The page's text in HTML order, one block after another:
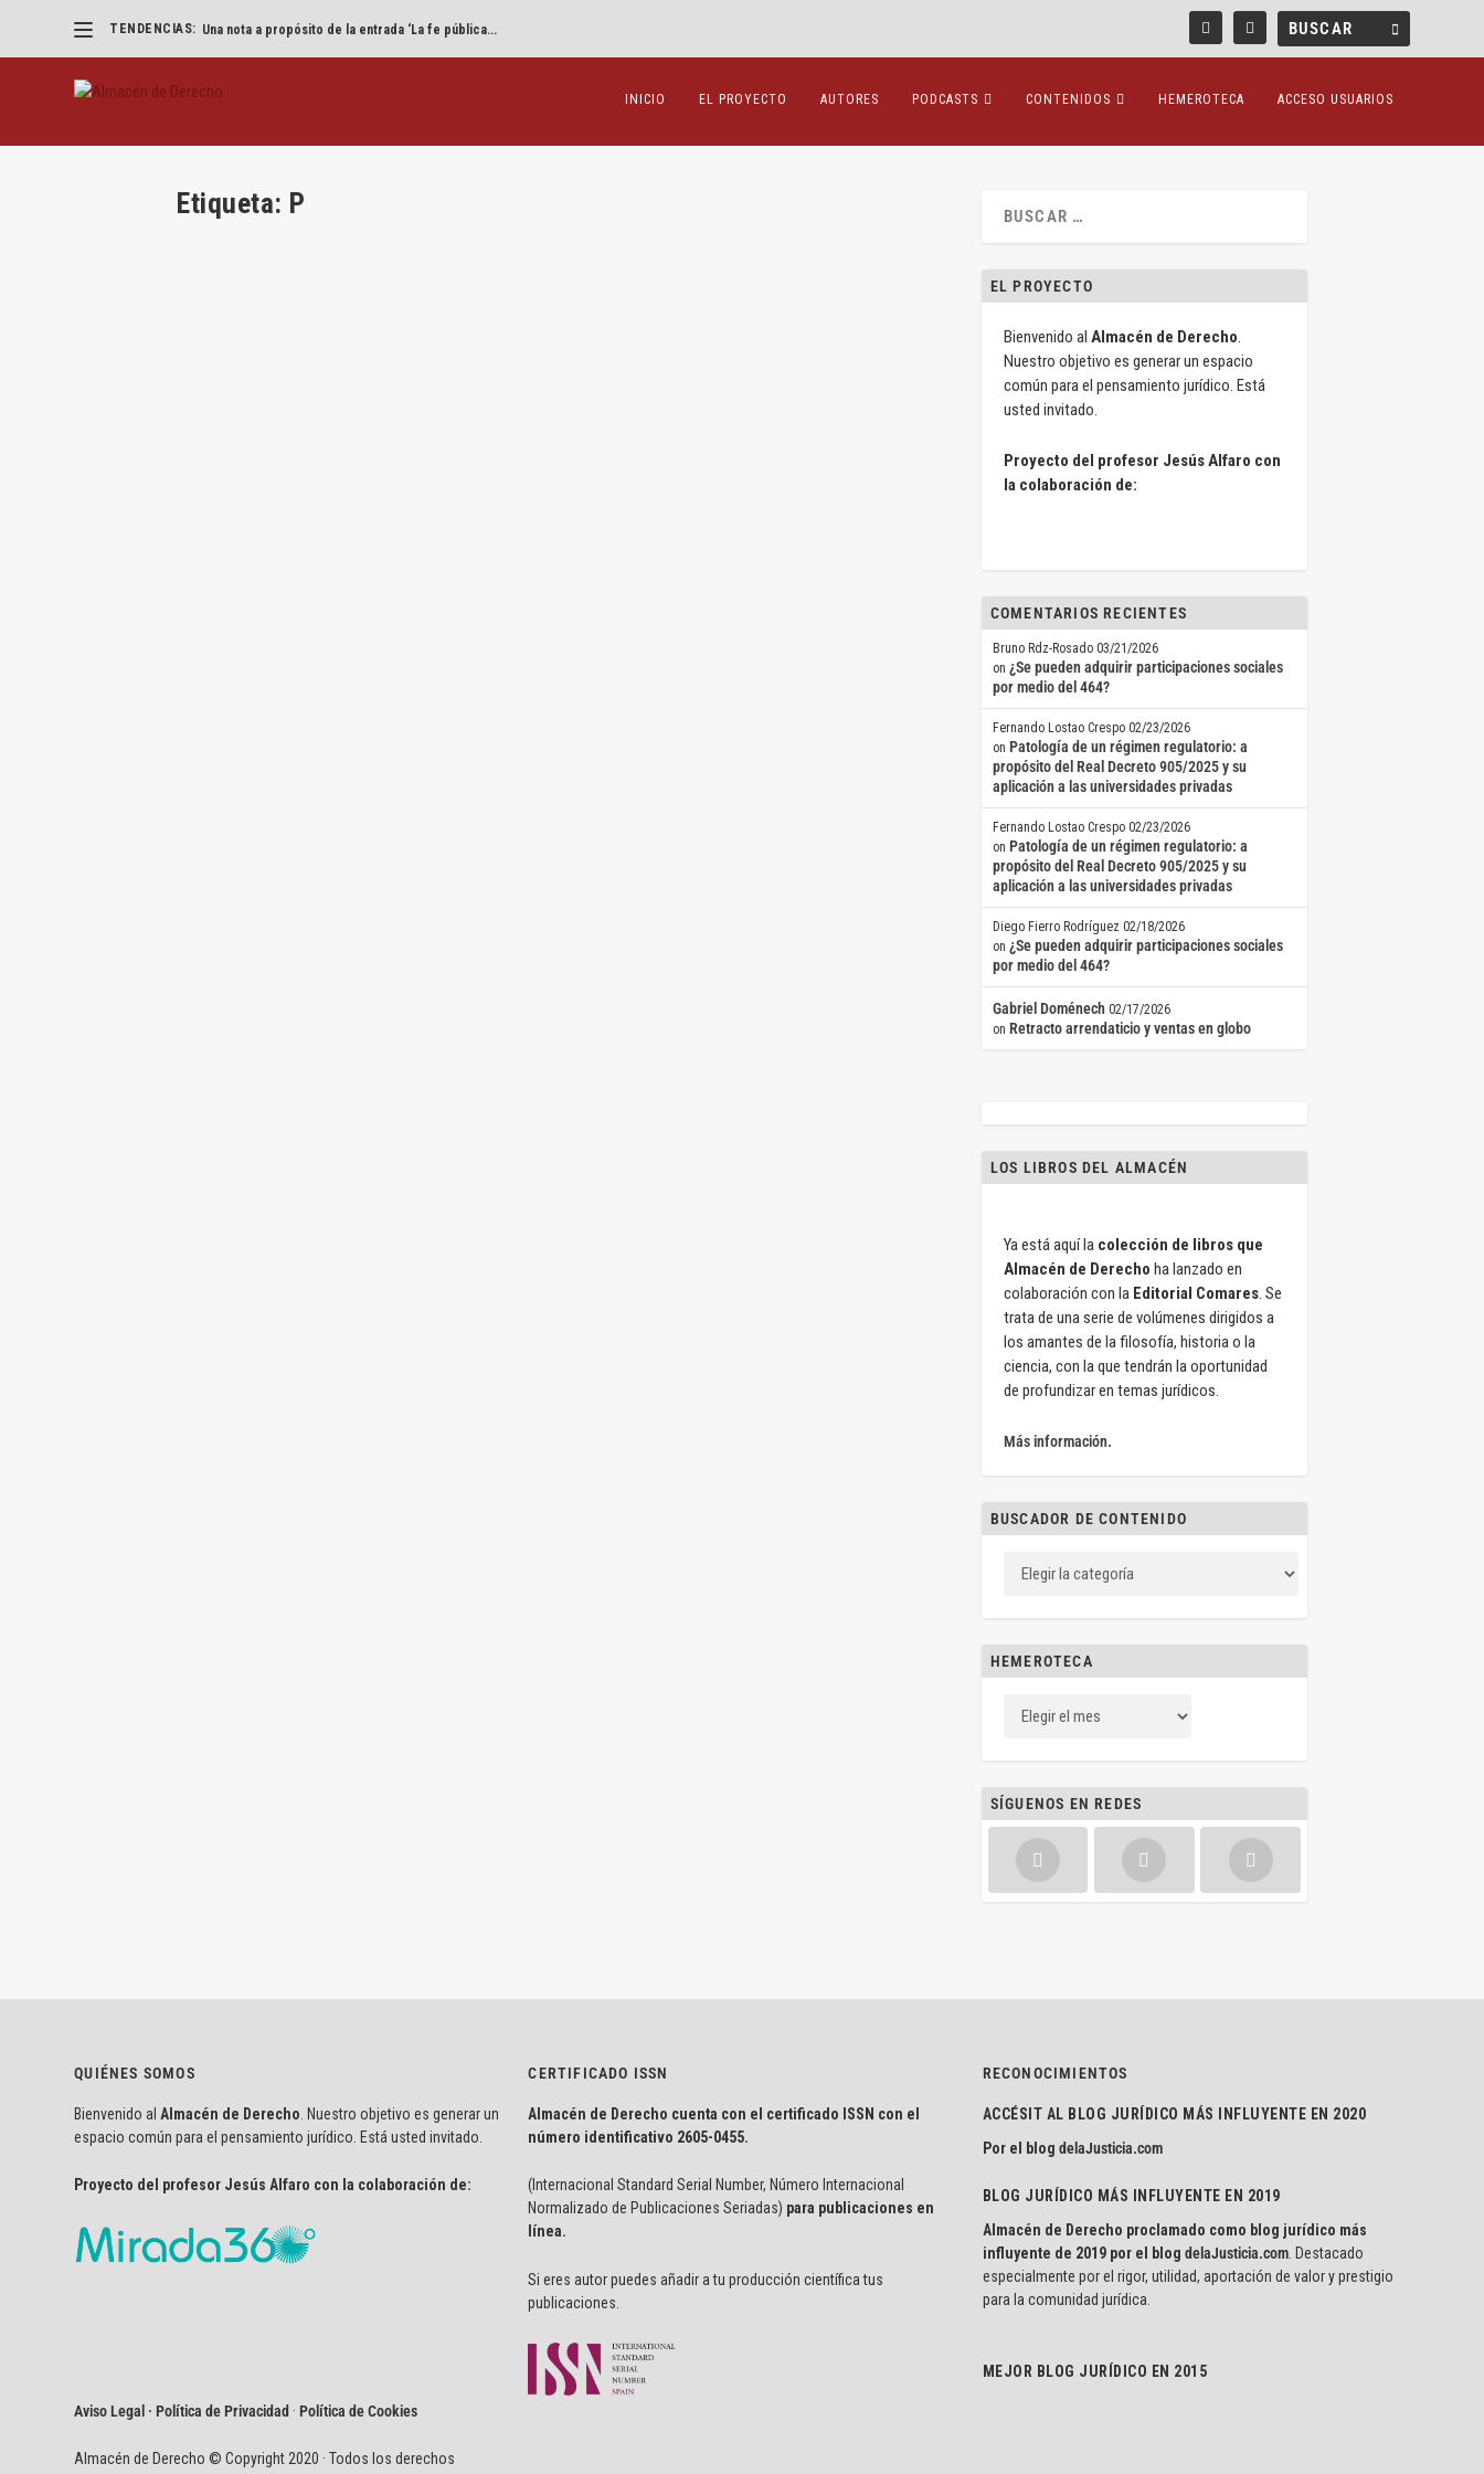
TENDENCIAS: Una nota a propósito de la entrada ‘La fe pública...
INICIO EL PROYECTO AUTORES PODCASTS CONTENIDOS HEMEROTECA ACCESO USUARIOS
Etiqueta: P
EL PROYECTO
Bienvenido al Almacén de Derecho.
Nuestro objetivo es generar un espacio
común para el pensamiento jurídico. Está
usted invitado.
Proyecto del profesor Jesús Alfaro con
la colaboración de:
COMENTARIOS RECIENTES
Bruno Rdz-Rosado 03/21/2026
on ¿Se pueden adquirir participaciones sociales
por medio del 464?
Fernando Lostao Crespo 02/23/2026
on Patología de un régimen regulatorio: a
propósito del Real Decreto 905/2025 y su
aplicación a las universidades privadas
Fernando Lostao Crespo 02/23/2026
on Patología de un régimen regulatorio: a
propósito del Real Decreto 905/2025 y su
aplicación a las universidades privadas
Diego Fierro Rodríguez 02/18/2026
on ¿Se pueden adquirir participaciones sociales
por medio del 464?
Gabriel Doménech 02/17/2026
on Retracto arrendaticio y ventas en globo
LOS LIBROS DEL ALMACÉN
Ya está aquí la colección de libros que
Almacén de Derecho ha lanzado en
colaboración con la Editorial Comares. Se
trata de una serie de volúmenes dirigidos a
los amantes de la filosofía, historia o la
ciencia, con la que tendrán la oportunidad
de profundizar en temas jurídicos.
Más información.
BUSCADOR DE CONTENIDO
HEMEROTECA
SÍGUENOS EN REDES
QUIÉNES SOMOS
Bienvenido al Almacén de Derecho . Nuestro objetivo es generar un
espacio común para el pensamiento jurídico. Está usted invitado.
Proyecto del profesor Jesús Alfaro con la colaboración de:
Aviso Legal · Política de Privacidad ·Política de Cookies
Almacén de Derecho © Copyright 2020 · Todos los derechos
CERTIFICADO ISSN
Almacén de Derecho cuenta con el certificado ISSN con el
número identificativo 2605-0455.
(Internacional Standard Serial Number, Número Internacional
Normalizado de Publicaciones Seriadas) para publicaciones en
línea.
Si eres autor puedes añadir a tu producción científica tus
publicaciones.
RECONOCIMIENTOS
ACCÉSIT AL BLOG JURÍDICO MÁS INFLUYENTE EN 2020
Por el blog delaJusticia.com
BLOG JURÍDICO MÁS INFLUYENTE EN 2019
Almacén de Derecho proclamado como blog jurídico más
influyente de 2019 por el blog delaJusticia.com. Destacado
especialmente por el rigor, utilidad, aportación de valor y prestigio
para la comunidad jurídica.
MEJOR BLOG JURÍDICO EN 2015